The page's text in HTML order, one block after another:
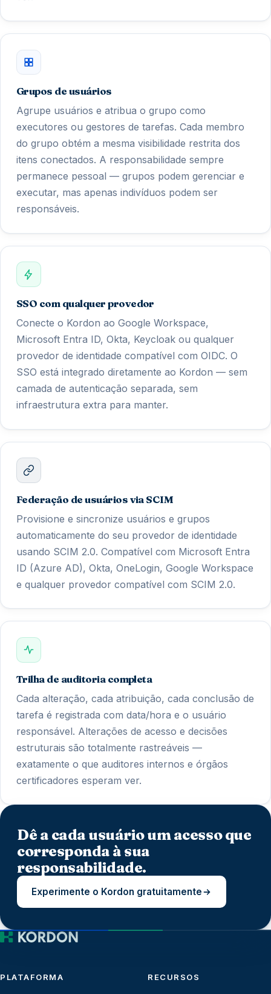
Grupos de usuários
Agrupe usuários e atribua o grupo como
executores ou gestores de tarefas. Cada membro
do grupo obtém a mesma visibilidade restrita dos
itens conectados. A responsabilidade sempre
permanece pessoal — grupos podem gerenciar e
executar, mas apenas indivíduos podem ser
responsáveis.
SSO com qualquer provedor
Conecte o Kordon ao Google Workspace,
Microsoft Entra ID, Okta, Keycloak ou qualquer
provedor de identidade compatível com OIDC. O
SSO está integrado diretamente ao Kordon — sem
camada de autenticação separada, sem
infraestrutura extra para manter.
Federação de usuários via SCIM
Provisione e sincronize usuários e grupos
automaticamente do seu provedor de identidade
usando SCIM 2.0. Compatível com Microsoft Entra
ID (Azure AD), Okta, OneLogin, Google Workspace
e qualquer provedor compatível com SCIM 2.0.
Trilha de auditoria completa
Cada alteração, cada atribuição, cada conclusão de
tarefa é registrada com data/hora e o usuário
responsável. Alterações de acesso e decisões
estruturais são totalmente rastreáveis —
exatamente o que auditores internos e órgãos
certificadores esperam ver.
Dê a cada usuário um acesso que
corresponda à sua
responsabilidade.
Experimente o Kordon gratuitamente
PLATAFORMA RECURSOS